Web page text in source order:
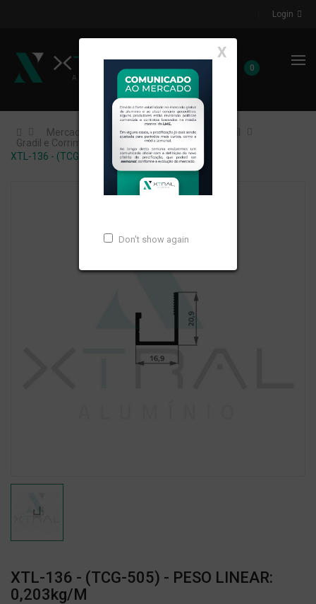
Login
0
X
Don't show again
Mercados de Atuação
Construção Civil
Gradil e Corrimão
XTL-136 - (TCG-505) - PESO LINEAR: 0,203kg/m
XTL-136 - (TCG-505) - PESO LINEAR:
0,203kg/m